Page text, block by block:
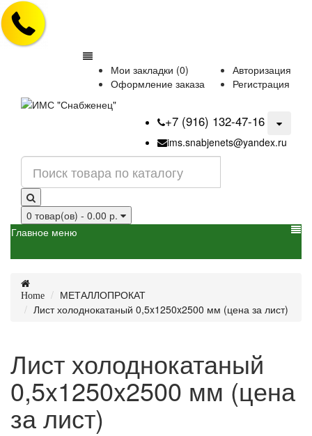
Авторизация
Регистрация
Мои закладки (0)
Оформление заказа
+7 (916) 132-47-16
ims.snabjenets@yandex.ru
0 товар(ов) - 0.00 р.
Главное меню
Home
МЕТАЛЛОПРОКАТ
Лист холоднокатаный 0,5x1250x2500 мм (цена за лист)
Лист холоднокатаный
0,5x1250x2500 мм (цена
за лист)